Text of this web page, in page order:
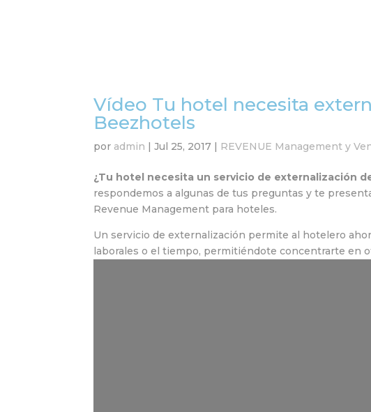
Vídeo Tu hotel necesita
Beezhotels
por admin |Jul 25, 2017 | REVENUE Management y
¿Tu hotel necesita un servicio de externalización
respondemos a algunas de tus preguntas y te
Revenue Management para hoteles.
Un servicio de externalización permite al hotelero
laborales o el tiempo, permitiéndote concentrarte en